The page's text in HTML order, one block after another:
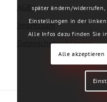
AGBs
Impressum
Datenschutzerklärung
später ändern/
Einstellungen in der linken
Alle Infos dazu finden Sie
Alle akzeptieren